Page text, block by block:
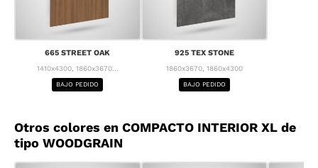
665 STREET OAK
1410x4300, 1860x3670...
BAJO PEDIDO
925 TEX STONE
1860x3670, 1860x4300
BAJO PEDIDO
Otros colores en COMPACTO INTERIOR XL de
tipo WOODGRAIN